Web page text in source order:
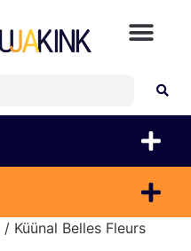
/ Küünal Belles Fleurs